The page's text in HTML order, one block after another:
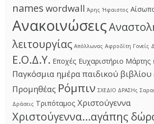
names wordwall Άρης Ήφαιστος
Ανακοινώσεις
λειτουργίας Απόλλωνας Αφροδίτη Γονείς
Ε.Ο.Δ.Υ. Εποχές Ευχαριστήριο Μάρτης
Παγκόσμια ημέρα παιδικού βιβλίου
Προμηθέας Ρόμπιν ΣΧΕΔΙΟ ΔΡΑΣΗς
Δράσεις Τριπόταμος Χριστούγεννα
Χριστούγεννα...αγάπης